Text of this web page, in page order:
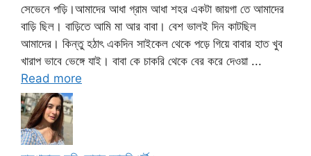
সেভেনে পড়ি।আমাদের আধা গ্রাম আধা শহর একটা জায়গা তে আমাদের
বাড়ি ছিল। বাড়িতে আমি মা আর বাবা। বেশ ভালই দিন কাটছিল
আমাদের। কিন্তু হঠাৎ একদিন সাইকেল থেকে পড়ে গিয়ে বাবার হাত খুব
খারাপ ভাবে ভেঙ্গে যাই। বাবা কে চাকরি থেকে বের করে দেওয়া ...
Read more